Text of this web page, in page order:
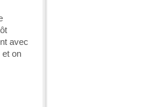
avec
et on